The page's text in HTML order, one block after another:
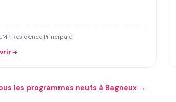
Residence Principale
les programmes neufs à Bagneux →